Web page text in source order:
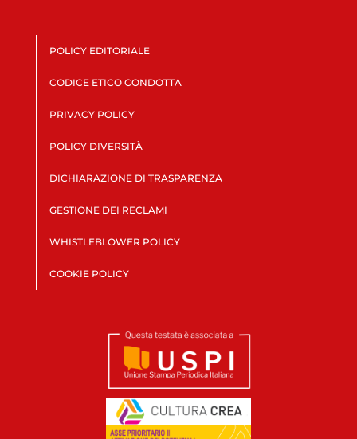
POLICY EDITORIALE
CODICE ETICO CONDOTTA
PRIVACY POLICY
POLICY DIVERSITÀ
DICHIARAZIONE DI TRASPARENZA
GESTIONE DEI RECLAMI
WHISTLEBLOWER POLICY
COOKIE POLICY